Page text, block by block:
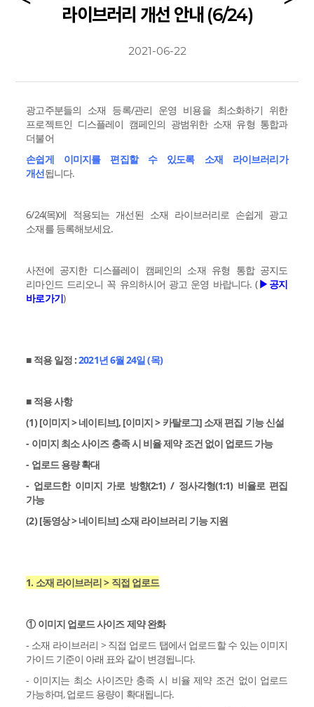
라이브러리 개선 안내 (6/24)
2021-06-22
광고주분들의 소재 등록/관리 운영 비용을 최소화하기 위한
프로젝트인 디스플레이 캠페인의 광범위한 소재 유형 통합과
더불어
손쉽게 이미지를 편집할 수 있도록 소재 라이브러리가
개선됩니다.
6/24(목)에 적용되는 개선된 소재 라이브러리로 손쉽게 광고
소재를 등록해보세요.
사전에 공지한 디스플레이 캠페인의 소재 유형 통합 공지도
리마인드 드리오니 꼭 유의하시어 광고 운영 바랍니다. (▶공지
바로가기)
■ 적용 일정 :2021년 6월 24일 (목)
■ 적용 사항
(1) [이미지 > 네이티브], [이미지 > 카탈로그] 소재 편집 기능 신설
- 이미지 최소 사이즈 충족 시 비율 제약 조건 없이 업로드 가능
- 업로드 용량 확대
- 업로드한 이미지 가로 방향(2:1) / 정사각형(1:1) 비율로 편집
가능
(2) [동영상 > 네이티브] 소재 라이브러리 기능 지원
1. 소재 라이브러리 > 직접 업로드
① 이미지 업로드 사이즈 제약 완화
- 소재 라이브러리 > 직접 업로드 탭에서 업로드할 수 있는 이미지
가이드 기준이 아래 표와 같이 변경됩니다.
- 이미지는 최소 사이즈만 충족 시 비율 제약 조건 없이 업로드
가능하며, 업로드 용량이 확대됩니다.